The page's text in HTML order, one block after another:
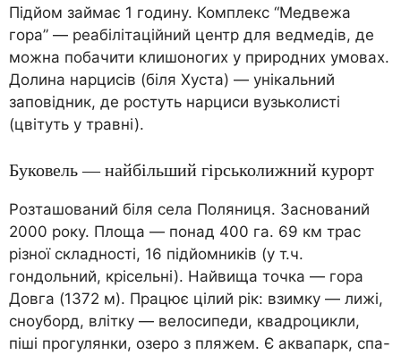
Підйом займає 1 годину. Комплекс “Медвежа
гора” — реабілітаційний центр для ведмедів, де
можна побачити клишоногих у природних умовах.
Долина нарцисів (біля Хуста) — унікальний
заповідник, де ростуть нарциси вузьколисті
(цвітуть у травні).
Буковель — найбільший гірськолижний курорт
Розташований біля села Поляниця. Заснований
2000 року. Площа — понад 400 га. 69 км трас
різної складності, 16 підйомників (у т.ч.
гондольний, крісельні). Найвища точка — гора
Довга (1372 м). Працює цілий рік: взимку — лижі,
сноуборд, влітку — велосипеди, квадроцикли,
піші прогулянки, озеро з пляжем. Є аквапарк, спа-